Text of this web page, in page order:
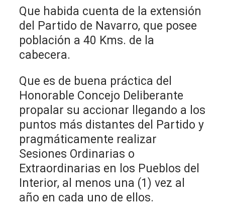
Que habida cuenta de la extensión
del Partido de Navarro, que posee
población a 40 Kms. de la
cabecera.
Que es de buena práctica del
Honorable Concejo Deliberante
propalar su accionar llegando a los
puntos más distantes del Partido y
pragmáticamente realizar
Sesiones Ordinarias o
Extraordinarias en los Pueblos del
Interior, al menos una (1) vez al
año en cada uno de ellos.